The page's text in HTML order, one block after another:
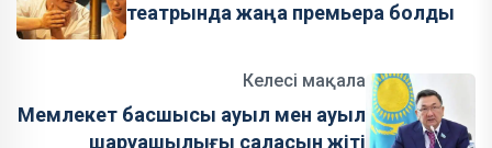
театрында жаңа премьера болды
Келесі мақала
Мемлекет басшысы ауыл мен ауыл
шаруашылығы саласын жіті